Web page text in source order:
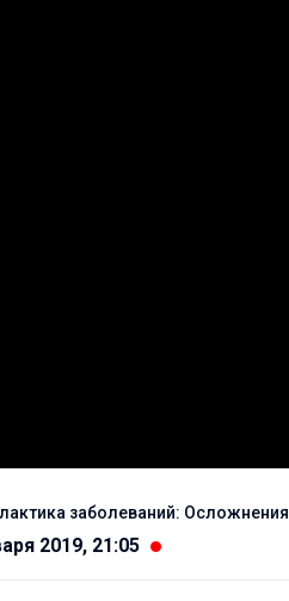
заболеваний:
2019, 21:05